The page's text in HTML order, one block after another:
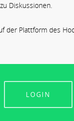
Diskussionen.
der Plattform des
LOGIN